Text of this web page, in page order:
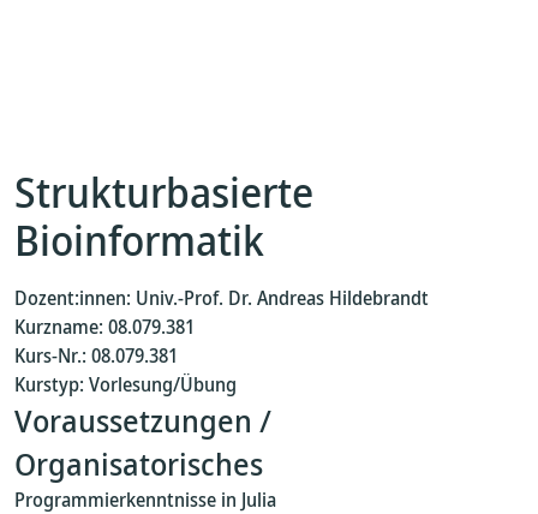
Strukturbasierte
Bioinformatik
Dozent:innen: Univ.-Prof. Dr. Andreas Hildebrandt
Kurzname: 08.079.381
Kurs-Nr.: 08.079.381
Kurstyp: Vorlesung/Übung
Voraussetzungen /
Organisatorisches
Programmierkenntnisse in Julia